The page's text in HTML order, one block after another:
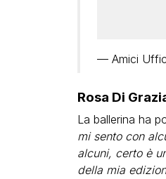
— Amici
Rosa Di
La ballerina ha
mi sento con
alcuni, certo è
della mia